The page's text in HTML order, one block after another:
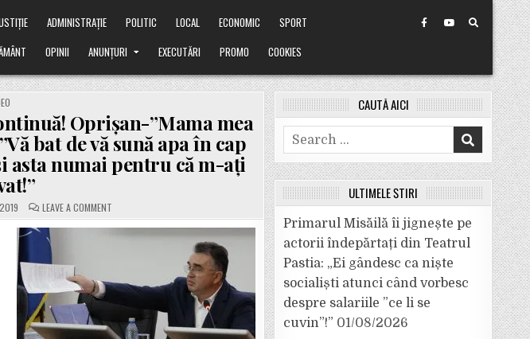
ADMINISTRAȚIE POLITIC LOCAL ECONOMIC
SPORT
OPINII ANUNȚURI EXECUTĂRI PROMO COOKIES
Oprișan-”Mama mea
bat de vă sună apa în cap
asta numai pentru că m-ați
LEAVE A COMMENTON
VIDEO:
”DELIRUL”
BARONULUI
EU”
ÎN
DE
IERI:
CAUTĂ AICI
Search
for:
ULTIMELE ȘTIRI
Primarul Misăilă îi jignește pe
actorii îndepărtați din Teatrul
Pastia: „Ei gândesc ca niște
socialiști atunci când vorbesc
despre salariile ”ce li se
cuvin”!” 01/08/2026